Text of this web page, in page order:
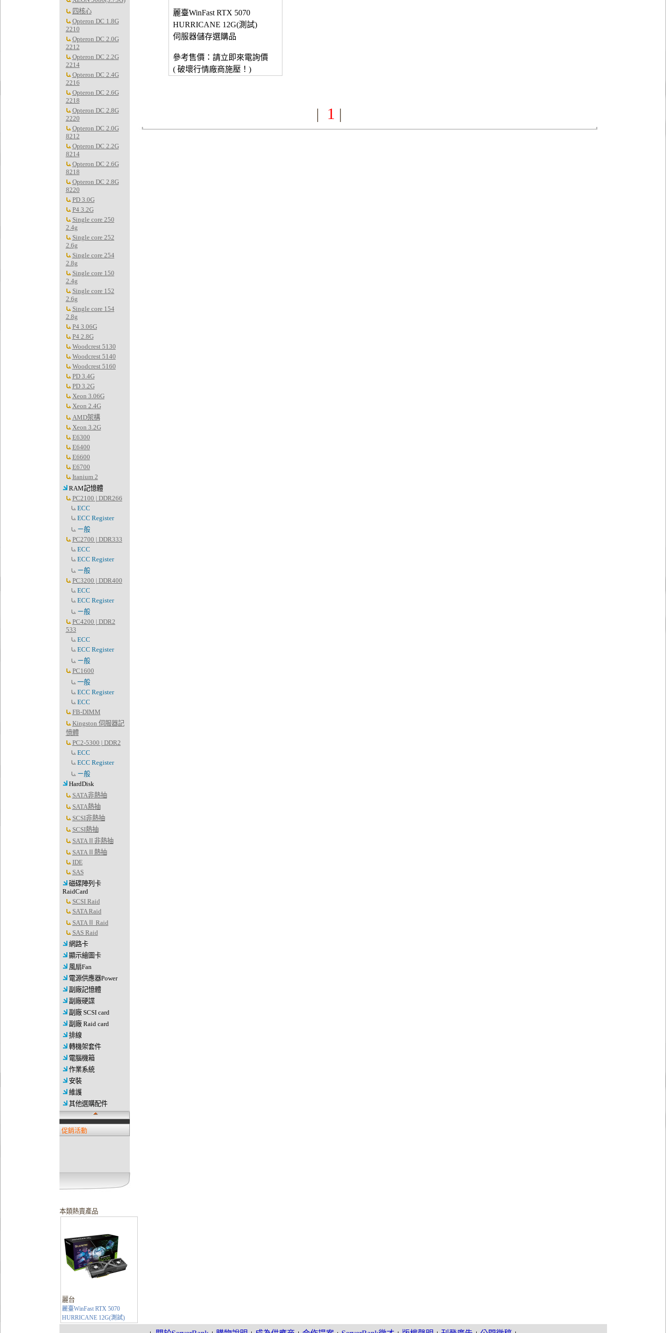
四核心
Opteron DC 1.8G
2210
Opteron DC 2.0G
2212
Opteron DC 2.2G
2214
Opteron DC 2.4G
2216
Opteron DC 2.6G
2218
Opteron DC 2.8G
2220
Opteron DC 2.0G
8212
Opteron DC 2.2G
8214
Opteron DC 2.6G
8218
Opteron DC 2.8G
8220
PD 3.0G
P4 3.2G
Single core 250
2.4g
Single core 252
2.6g
Single core 254
2.8g
Single core 150
2.4g
Single core 152
2.6g
Single core 154
2.8g
P4 3.06G
P4 2.8G
Woodcrest 5130
Woodcrest 5140
Woodcrest 5160
PD 3.4G
PD 3.2G
Xeon 3.06G
Xeon 2.4G
AMD架構
Xeon 3.2G
E6300
E6400
E6600
E6700
Itanium 2
RAM記憶體
PC2100 | DDR266
ECC
ECC Register
ㄧ般
PC2700 | DDR333
ECC
ECC Register
ㄧ般
PC3200 | DDR400
ECC
ECC Register
ㄧ般
PC4200 | DDR2
533
ECC
ECC Register
ㄧ般
PC1600
一般
ECC Register
ECC
FB-DIMM
Kingston 伺服器記
憶體
PC2-5300 | DDR2
ECC
ECC Register
ㄧ般
HardDisk
SATA非熱抽
SATA熱抽
SCSI非熱抽
SCSI熱抽
SATAⅡ非熱抽
SATAⅡ熱抽
IDE
SAS
磁碟陣列卡
RaidCard
SCSI Raid
SATA Raid
SATAⅡ Raid
SAS Raid
網路卡
顯示繪圖卡
風扇Fan
電源供應器Power
副廠記憶體
副廠硬諜
副廠 SCSI card
副廠 Raid card
排線
轉機架套件
電腦機箱
作業系統
安裝
維護
其他選購配件
促銷活動
本類熱賣產品
麗台
麗臺WinFast RTX 5070
HURRICANE 12G(測試)
麗臺WinFast RTX 5070
HURRICANE 12G(測試)
伺服器儲存選購品
參考售價：請立即來電詢價
( 破壞行情廠商施壓！)
| 1 |